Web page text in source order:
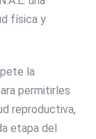
física y
la
permitirles
reproductiva,
etapa del